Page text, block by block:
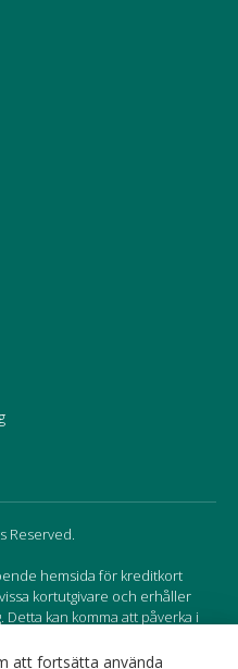
att fortsätta använda
Reserved.
hemsida för kreditkort
kortutgivare och erhåller
kan komma att påverka i